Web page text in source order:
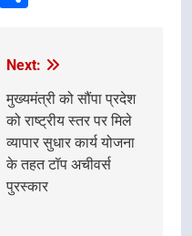
Next:
मुख्यमंत्री को सौंपा प्रदेश
को राष्ट्रीय स्तर पर मिले
व्यापार सुधार कार्य योजना
के तहत टॉप अचीवर्स
पुरस्कार